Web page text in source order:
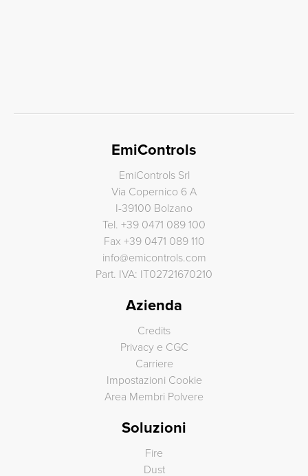
EmiControls
EmiControls Srl
Via Copernico 6 A
I-39100 Bolzano
Tel. +39 0471 089 100
Fax +39 0471 089 110
info@emicontrols.com
Part. IVA: IT02721670210
Azienda
Credits
Privacy e CGC
Carriere
Impostazioni Cookie
Area Membri Polvere
Soluzioni
Fire
Dust